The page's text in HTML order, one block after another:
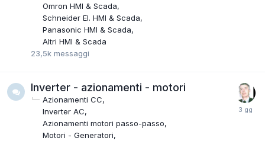
Omron HMI & Scada
Schneider EI. HMI & Scada
Panasonic HMI & Scada
Altri HMI & Scada
23,5k messaggi
Inverter - azionamenti - motori
Azionamenti CC
Inverter AC
Azionamenti motori passo-passo
Motori - Generatori